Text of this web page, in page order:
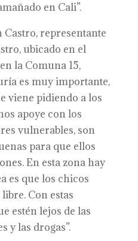
en Cali”.
representante
ubicado en el
la Comuna 15,
es muy importante,
viene pidiendo a los
apoye con los
vulnerables, son
para que ellos
En esta zona hay
es que los chicos
Con estas
estén lejos de las
y las drogas”.